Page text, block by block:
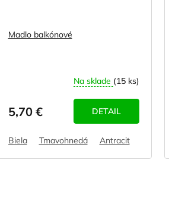
Madlo balkónové
Na sklade (15 ks)
5,70 € DETAIL
Biela Tmavohnedá Antracit